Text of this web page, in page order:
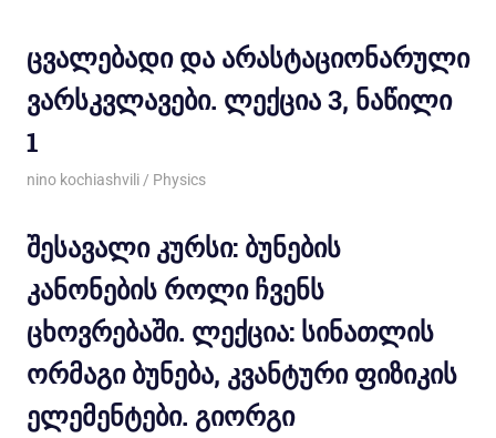
ცვალებადი და არასტაციონარული
ვარსკვლავები. ლექცია 3, ნაწილი
1
05/03/2012
nino kochiashvili Physics
შესავალი კურსი: ბუნების
კანონების როლი ჩვენს
ცხოვრებაში. ლექცია: სინათლის
ორმაგი ბუნება, კვანტური ფიზიკის
ელემენტები. გიორგი